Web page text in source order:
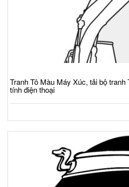
Tranh Tô Màu Máy Xúc, tải bộ
tính điện thoại